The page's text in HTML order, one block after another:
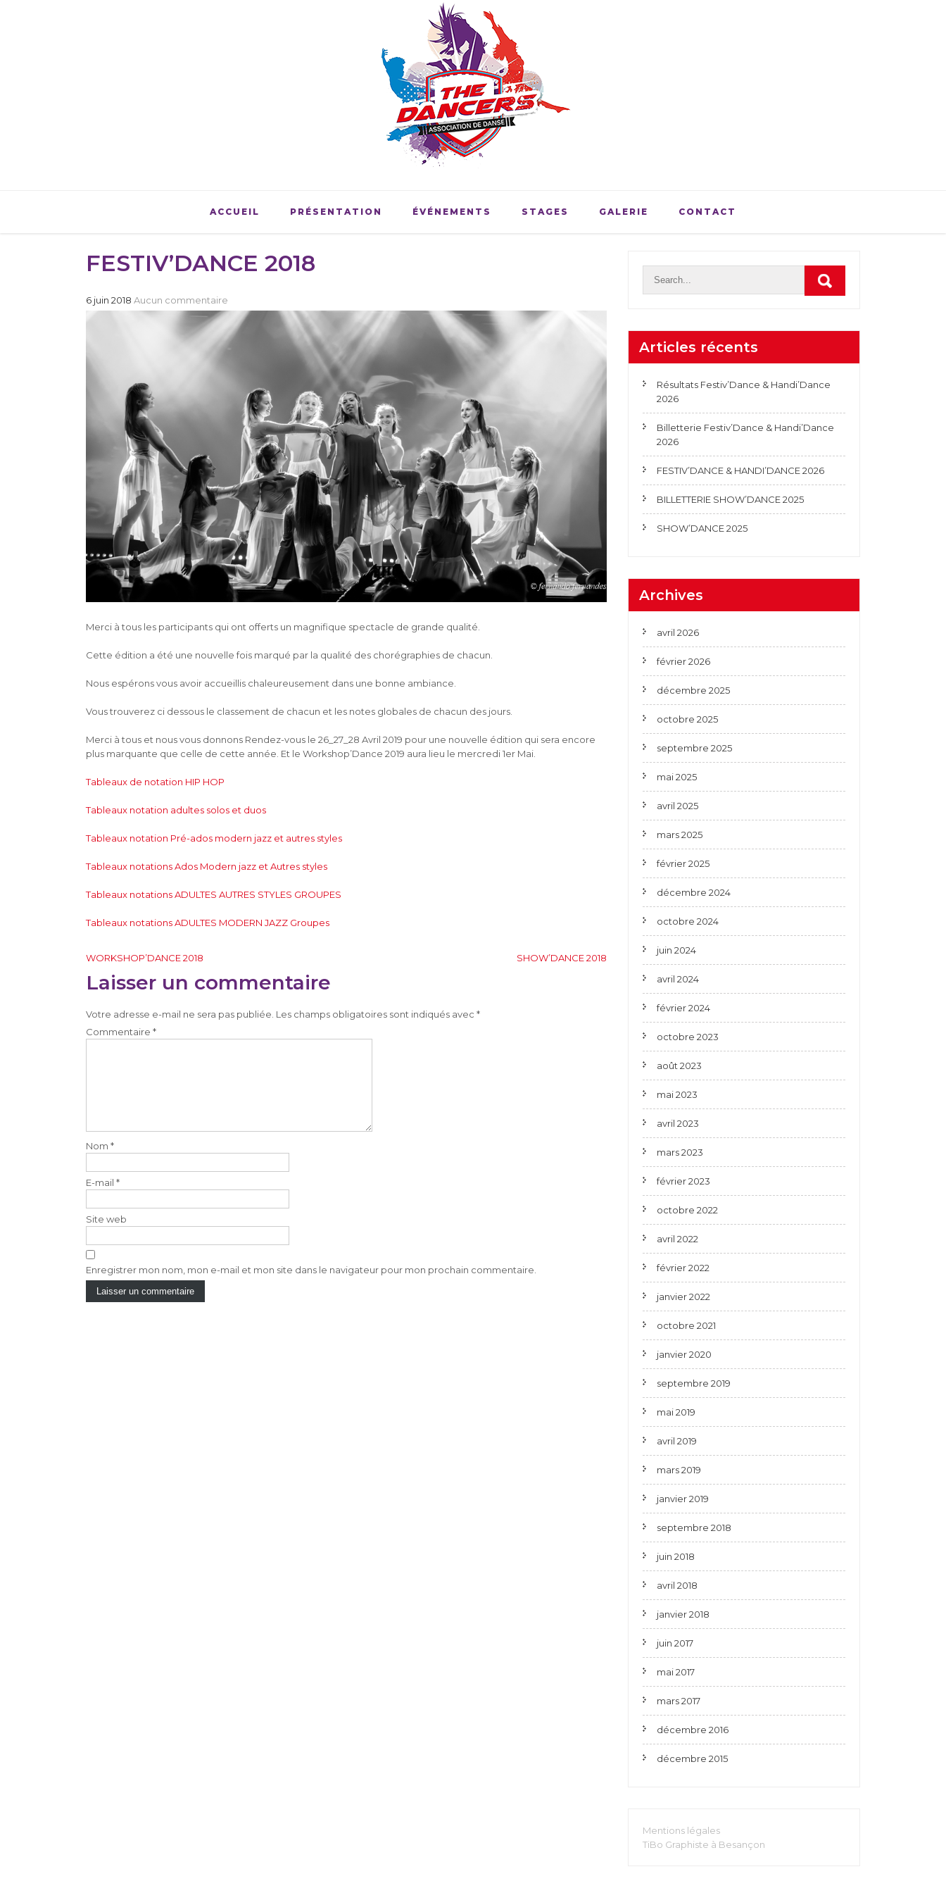
ACCUEIL PRÉSENTATION ÉVÉNEMENTS STAGES GALERIE CONTACT
FESTIV’DANCE 2018
6 juin 2018 Aucun commentaire
Merci à tous les participants qui ont offerts un magnifique spectacle de grande qualité.
Cette édition a été une nouvelle fois marqué par la qualité des chorégraphies de chacun.
Nous espérons vous avoir accueillis chaleureusement dans une bonne ambiance.
Vous trouverez ci dessous le classement de chacun et les notes globales de chacun des jours.
Merci à tous et nous vous donnons Rendez-vous le 26_27_28 Avril 2019 pour une nouvelle édition qui sera encore
plus marquante que celle de cette année. Et le Workshop’Dance 2019 aura lieu le mercredi 1er Mai.
Tableaux de notation HIP HOP
Tableaux notation adultes solos et duos
Tableaux notation Pré-ados modern jazz et autres styles
Tableaux notations Ados Modern jazz et Autres styles
Tableaux notations ADULTES AUTRES STYLES GROUPES
Tableaux notations ADULTES MODERN JAZZ Groupes
Navigation
de
WORKSHOP’DANCE 2018 SHOW’DANCE 2018
Laisser un commentaire
Votre adresse e-mail ne sera pas publiée. Les champs obligatoires sont indiqués avec *
Commentaire *
Nom *
E-mail *
Site web
Enregistrer mon nom, mon e-mail et mon site dans le navigateur pour mon prochain commentaire.
Articles récents
Résultats Festiv’Dance & Handi’Dance
2026
Billetterie Festiv’Dance & Handi’Dance
2026
FESTIV’DANCE & HANDI’DANCE 2026
BILLETTERIE SHOW’DANCE 2025
SHOW’DANCE 2025
Archives
avril 2026
février 2026
décembre 2025
octobre 2025
septembre 2025
mai 2025
avril 2025
mars 2025
février 2025
décembre 2024
octobre 2024
juin 2024
avril 2024
février 2024
octobre 2023
août 2023
mai 2023
avril 2023
mars 2023
février 2023
octobre 2022
avril 2022
février 2022
janvier 2022
octobre 2021
janvier 2020
septembre 2019
mai 2019
avril 2019
mars 2019
janvier 2019
septembre 2018
juin 2018
avril 2018
janvier 2018
juin 2017
mai 2017
mars 2017
décembre 2016
décembre 2015
Mentions légales
TiBo Graphiste à Besançon